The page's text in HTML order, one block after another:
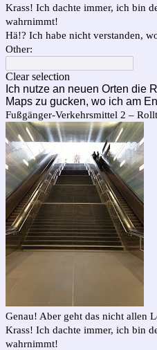
Krass! Ich dachte immer, ich bin
wahrnimmt!
Hä!? Ich habe nicht verstanden,
Other:
Clear selection
Ich nutze an neuen Orten die
Maps zu gucken, wo ich am
Fußgänger-Verkehrsmittel 2 –
Genau! Aber geht das nicht allen
Krass! Ich dachte immer, ich bin
wahrnimmt!